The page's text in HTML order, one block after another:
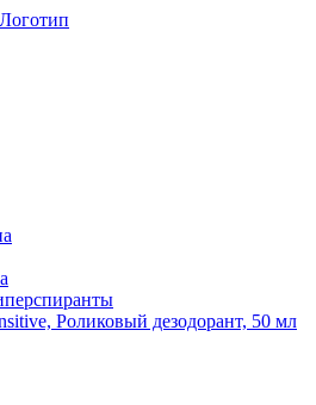
Роликовый дезодорант, 50 мл